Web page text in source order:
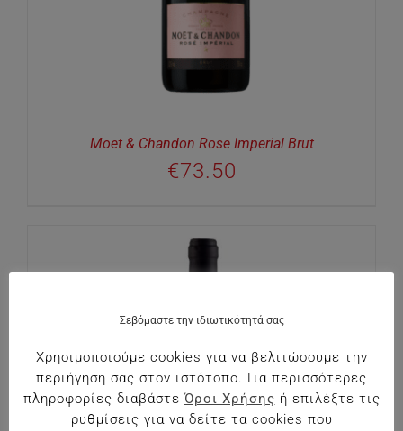
Moet & Chandon Rose Imperial Brut
€73.50
Σεβόμαστε την ιδιωτικότητά σας
Χρησιμοποιούμε cookies για να βελτιώσουμε την
περιήγηση σας στον ιστότοπο. Για περισσότερες
πληροφορίες διαβάστε Όροι Χρήσης ή επιλέξτε τις
ρυθμίσεις για να δείτε τα cookies που